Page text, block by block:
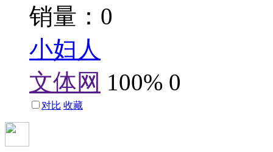
销量：0
小妇人
文体网 100% 0
对比 收藏